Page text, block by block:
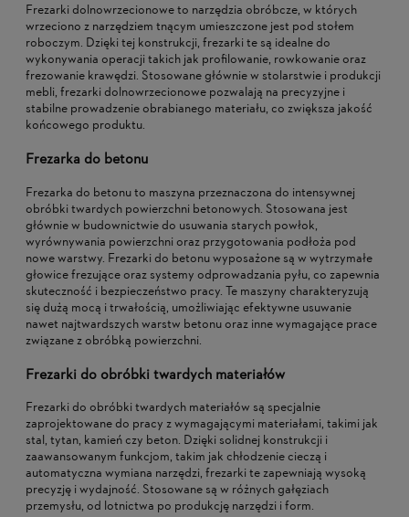
Frezarki dolnowrzecionowe to narzędzia obróbcze, w których
wrzeciono z narzędziem tnącym umieszczone jest pod stołem
roboczym. Dzięki tej konstrukcji, frezarki te są idealne do
wykonywania operacji takich jak profilowanie, rowkowanie oraz
frezowanie krawędzi. Stosowane głównie w stolarstwie i produkcji
mebli, frezarki dolnowrzecionowe pozwalają na precyzyjne i
stabilne prowadzenie obrabianego materiału, co zwiększa jakość
końcowego produktu.
Frezarka do betonu
Frezarka do betonu to maszyna przeznaczona do intensywnej
obróbki twardych powierzchni betonowych. Stosowana jest
głównie w budownictwie do usuwania starych powłok,
wyrównywania powierzchni oraz przygotowania podłoża pod
nowe warstwy. Frezarki do betonu wyposażone są w wytrzymałe
głowice frezujące oraz systemy odprowadzania pyłu, co zapewnia
skuteczność i bezpieczeństwo pracy. Te maszyny charakteryzują
się dużą mocą i trwałością, umożliwiając efektywne usuwanie
nawet najtwardszych warstw betonu oraz inne wymagające prace
związane z obróbką powierzchni.
Frezarki do obróbki twardych materiałów
Frezarki do obróbki twardych materiałów są specjalnie
zaprojektowane do pracy z wymagającymi materiałami, takimi jak
stal, tytan, kamień czy beton. Dzięki solidnej konstrukcji i
zaawansowanym funkcjom, takim jak chłodzenie cieczą i
automatyczna wymiana narzędzi, frezarki te zapewniają wysoką
precyzję i wydajność. Stosowane są w różnych gałęziach
przemysłu, od lotnictwa po produkcję narzędzi i form.